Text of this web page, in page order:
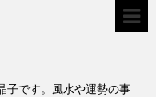
です。風水や運勢の事